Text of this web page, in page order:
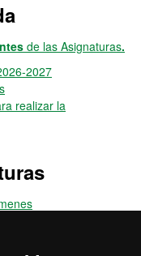
de las Asignaturas.
2027
realizar la